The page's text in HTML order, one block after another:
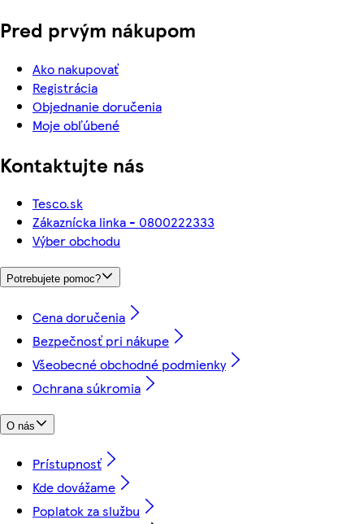
Pred prvým nákupom
Ako nakupovať
Registrácia
Objednanie doručenia
Moje obľúbené
Kontaktujte nás
Tesco.sk
Zákaznícka linka - 0800222333
Výber obchodu
Potrebujete pomoc?
Cena doručenia
Bezpečnosť pri nákupe
Všeobecné obchodné podmienky
Ochrana súkromia
O nás
Prístupnosť
Kde dovážame
Poplatok za službu